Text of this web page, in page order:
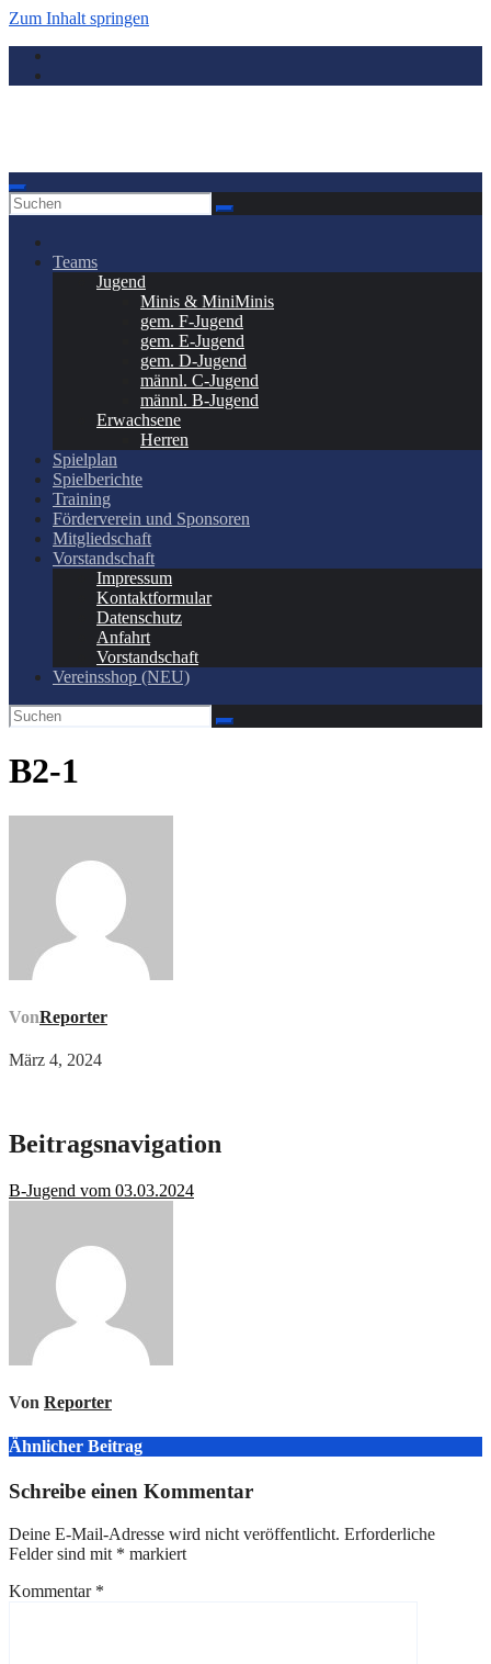
Zum Inhalt springen
Teams
Jugend
Minis & MiniMinis
gem. F-Jugend
gem. E-Jugend
gem. D-Jugend
männl. C-Jugend
männl. B-Jugend
Erwachsene
Herren
Spielplan
Spielberichte
Training
Förderverein und Sponsoren
Mitgliedschaft
Vorstandschaft
Impressum
Kontaktformular
Datenschutz
Anfahrt
Vorstandschaft
Vereinsshop (NEU)
B2-1
VonReporter
März 4, 2024
Beitragsnavigation
B-Jugend vom 03.03.2024
Von Reporter
Ähnlicher Beitrag
Schreibe einen Kommentar
Deine E-Mail-Adresse wird nicht veröffentlicht. Erforderliche
Felder sind mit * markiert
Kommentar *